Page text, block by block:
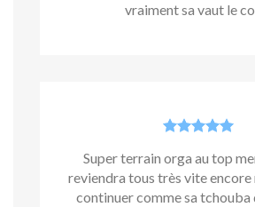
vraiment sa vaut le
Super terrain orga au top
reviendra tous très vite encore
continuer comme sa tchouba